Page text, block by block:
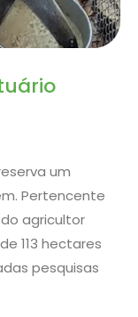
um
Pertencente
agricultor
113 hectares
pesquisas